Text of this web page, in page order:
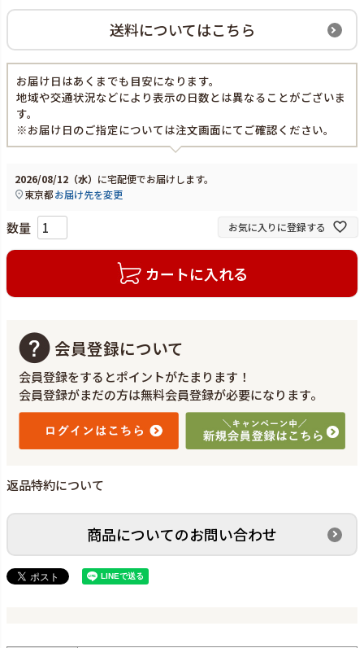
送料についてはこちら
お届け日はあくまでも目安になります。
地域や交通状況などにより表示の日数とは異なることがございま
す。
※お届け日のご指定については注文画面にてご確認ください。
2026/08/12（水） に宅配便でお届けします。
東京都お届け先を変更
お気に入りに登録する
カートに入れる
会員登録について
会員登録をするとポイントがたまります！
会員登録がまだの方は無料会員登録が必要になります。
返品特約について
商品についてのお問い合わせ